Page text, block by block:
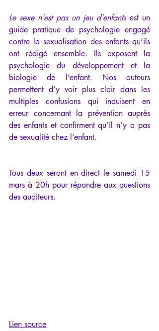
Le sexe n’est pas un jeu d’enfants est un
guide pratique de psychologie engagé
contre la sexualisation des enfants qu’ils
ont rédigé ensemble. Ils exposent la
psychologie du développement et la
biologie de l’enfant. Nos auteurs
permettent d’y voir plus clair dans les
multiples confusions qui induisent en
erreur concernant la prévention auprès
des enfants et confirment qu’il n’y a pas
de sexualité chez l’enfant.
Tous deux seront en direct le samedi 15
mars à 20h pour répondre aux questions
des auditeurs.
Lien source